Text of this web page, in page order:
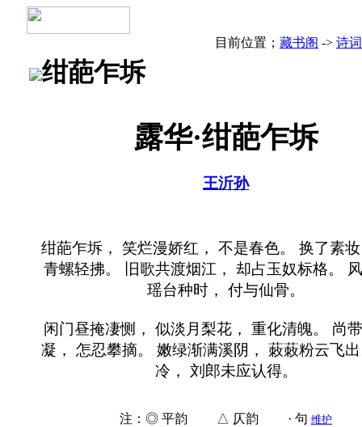
目前位置； 藏书阁 -> 诗词
绀葩乍坼
露华·绀葩乍坼
王沂孙
绀葩乍坼， 笑烂漫娇红， 不是春色。 换了素
青螺轻拂。 旧歌共渡烟江， 却占玉奴标格。
瑶台种时， 付与仙骨。
闲门昼掩凄恻， 似淡月梨花， 重化清魄。 尚
凝， 怎忍攀摘。 嫩绿渐满溪阴， 蓛蓛粉云飞
冷， 刘郎未应认得。
注：◎ 平韵 △ 仄韵 · 句 维护